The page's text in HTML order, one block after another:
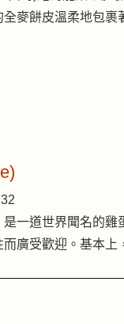
麥餅皮溫柔地包裹
一道世界聞名的雞
廣受歡迎。基本上